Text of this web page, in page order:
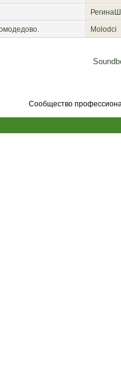
РегинаШ
Molodci
Сообщество